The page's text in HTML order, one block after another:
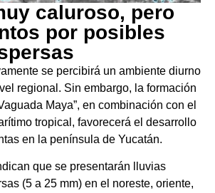
caluroso, pero
por posibles
se percibirá un ambiente diurno
regional. Sin embargo, la formación
Maya”, en combinación con el
tropical, favorecerá el desarrollo
en la península de Yucatán.
que se presentarán lluvias
(5 a 25 mm) en el noreste, oriente,